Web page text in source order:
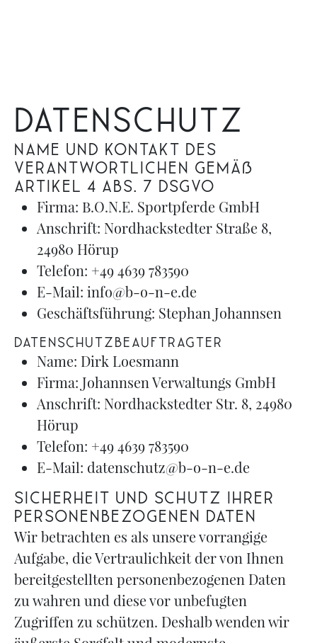
Datenschutz
Name und Kontakt des
Verantwortlichen gemäß
Artikel 4 Abs. 7 DSGVO
Firma: B.O.N.E. Sportpferde GmbH
Anschrift: Nordhackstedter Straße 8,
24980 Hörup
Telefon: +49 4639 783590
E-Mail: info@b-o-n-e.de
Geschäftsführung: Stephan Johannsen
DATENSCHUTZBEAUFTRAGTER
Name: Dirk Loesmann
Firma: Johannsen Verwaltungs GmbH
Anschrift: Nordhackstedter Str. 8, 24980
Hörup
Telefon: +49 4639 783590
E-Mail: datenschutz@b-o-n-e.de
Sicherheit und Schutz Ihrer
personenbezogenen Daten
Wir betrachten es als unsere vorrangige
Aufgabe, die Vertraulichkeit der von Ihnen
bereitgestellten personenbezogenen Daten
zu wahren und diese vor unbefugten
Zugriffen zu schützen. Deshalb wenden wir